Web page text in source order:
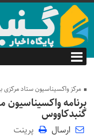
مرکز واکسیناسیون ستاد
برنامه
گنبدکاووس
ارسال پرینت